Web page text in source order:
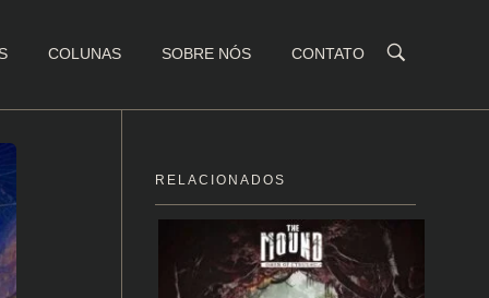
COLUNAS SOBRE NÓS CONTATO
RELACIONADOS